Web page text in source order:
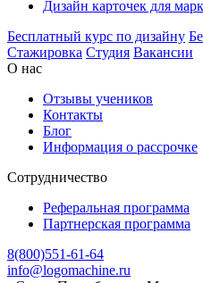
Дизайн карточек для
Бесплатный курс по дизайну
Стажировка Студия Вакансии
О нас
Отзывы учеников
Контакты
Блог
Информация о рассрочке
Сотрудничество
Реферальная программа
Партнерская программа
8(800)551-61-64
info@logomachine.ru